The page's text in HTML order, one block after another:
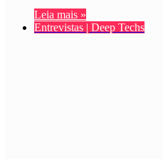
Leia mais »
Entrevistas | Deep Techs